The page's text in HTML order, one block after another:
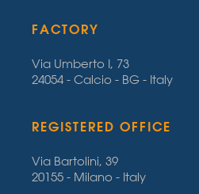
FACTORY
Via Umberto I, 73
24054 - Calcio - BG - Italy
REGISTERED OFFICE
Via Bartolini, 39
20155 - Milano - Italy